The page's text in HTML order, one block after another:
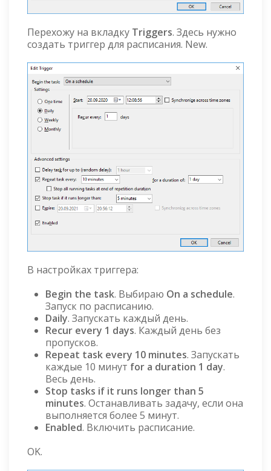
Перехожу на вкладку Triggers. Здесь нужно
создать триггер для расписания. New.
В настройках триггера:
Begin the task. Выбираю On a schedule.
Запуск по расписанию.
Daily. Запускать каждый день.
Recur every 1 days. Каждый день без
пропусков.
Repeat task every 10 minutes. Запускать
каждые 10 минут for a duration 1 day.
Весь день.
Stop tasks if it runs longer than 5
minutes. Останавливать задачу, если она
выполняется более 5 минут.
Enabled. Включить расписание.
OK.